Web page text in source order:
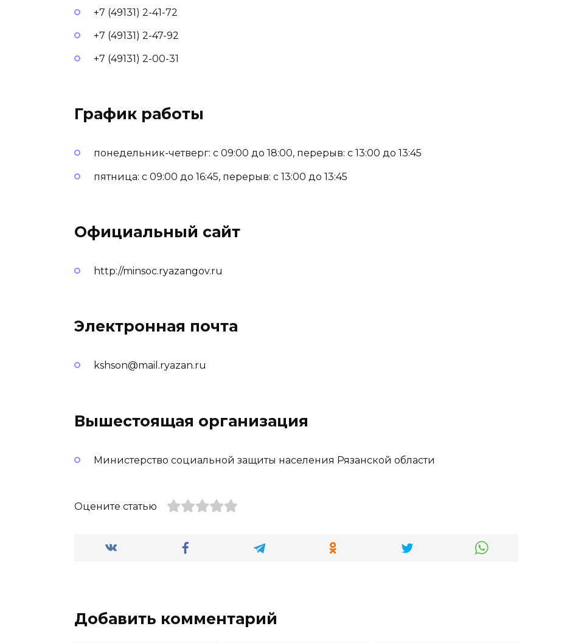
+7 (49131) 2-41-72
+7 (49131) 2-47-92
+7 (49131) 2-00-31
График работы
понедельник-четверг: с 09:00 до 18:00, перерыв: с 13:00 до 13:45
пятница: с 09:00 до 16:45, перерыв: с 13:00 до 13:45
Официальный сайт
http://minsoc.ryazangov.ru
Электронная почта
kshson@mail.ryazan.ru
Вышестоящая организация
Министерство социальной защиты населения Рязанской области
Оцените статью
Добавить комментарий